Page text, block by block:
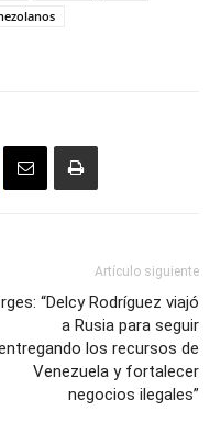
Artículo siguiente
“Delcy Rodríguez viajó
a Rusia para seguir
los recursos de
Venezuela y fortalecer
negocios ilegales”